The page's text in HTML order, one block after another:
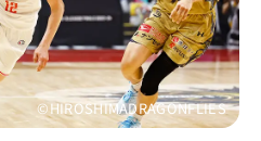
©HIROSHIMADRAGONFLIES